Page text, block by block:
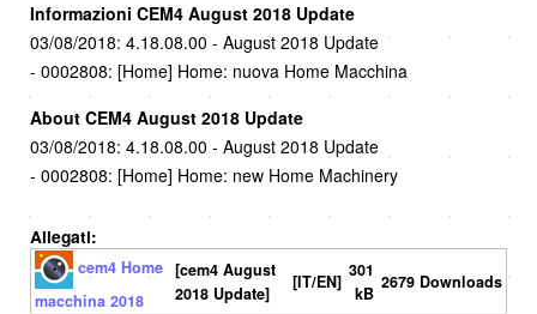
Informazioni CEM4 August 2018 Update
03/08/2018: 4.18.08.00 - August 2018 Update
- 0002808: [Home] Home: nuova Home Macchina
About CEM4 August 2018 Update
03/08/2018: 4.18.08.00 - August 2018 Update
- 0002808: [Home] Home: new Home Machinery
Allegati:
cem4 Home
macchina 2018
[cem4 August
2018 Update]
[IT/EN]
301
kB
2679 Downloads